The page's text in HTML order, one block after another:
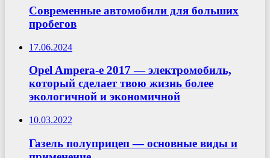
Современные автомобили для больших
пробегов
17.06.2024
Opel Ampera-e 2017 — электромобиль,
который сделает твою жизнь более
экологичной и экономичной
10.03.2022
Газель полуприцеп — основные виды и